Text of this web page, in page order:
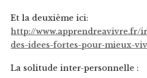
Et la deuxième ici:
http://www.apprendreavivre.fr/
des-idees-fortes-pour-mieux-
La solitude inter-personnelle :